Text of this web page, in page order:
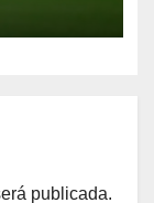
publicada.